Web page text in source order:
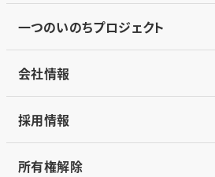
一つのいのちプロジェクト
会社情報
採用情報
所有権解除